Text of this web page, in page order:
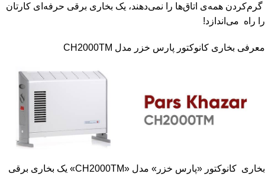
گرم‌کردن همه‌ی اتاق‌‎ها را نمی‌دهند، یک بخاری برقی حرفه‌ای کارتان
را راه می‌اندازد!
معرفی بخاری کانوکتور پارس خزر مدل CH2000TM
بخاری کانوکتور «پارس خزر» مدل «CH2000TM» یک بخاری برقی